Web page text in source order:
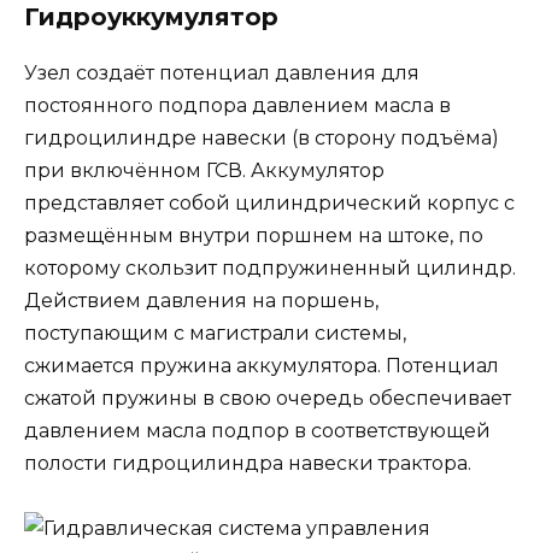
Гидроуккумулятор
Узел создаёт потенциал давления для
постоянного подпора давлением масла в
гидроцилиндре навески (в сторону подъёма)
при включённом ГСВ. Аккумулятор
представляет собой цилиндрический корпус с
размещённым внутри поршнем на штоке, по
которому скользит подпружиненный цилиндр.
Действием давления на поршень,
поступающим с магистрали системы,
сжимается пружина аккумулятора. Потенциал
сжатой пружины в свою очередь обеспечивает
давлением масла подпор в соответствующей
полости гидроцилиндра навески трактора.